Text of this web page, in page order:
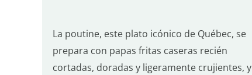
La poutine, este plato icónico de Québec, se
prepara con papas fritas caseras recién
cortadas, doradas y ligeramente crujientes, y